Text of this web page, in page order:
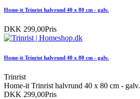
Home-it Trinrist halvrund 40 x 80 cm - galv.
DKK 299,00Pris
Home-it Trinrist halvrund 40 x 80 cm - galv.
Trinrist
Home-it Trinrist halvrund 40 x 80 cm - galv.
DKK 299,00Pris